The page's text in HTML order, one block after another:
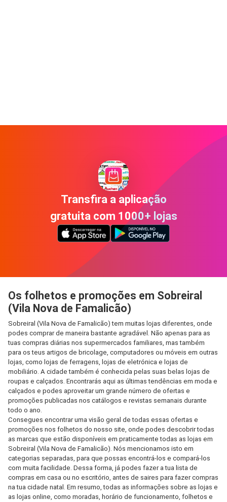
Transfira a aplicação
gratuita com 1000+ lojas
Os folhetos e promoções em Sobreiral
(Vila Nova de Famalicão)
Sobreiral (Vila Nova de Famalicão) tem muitas lojas diferentes, onde
podes comprar de maneira bastante agradável. Não apenas para as
tuas compras diárias nos supermercados familiares, mas também
para os teus artigos de bricolage, computadores ou móveis em outras
lojas, como lojas de ferragens, lojas de eletrónica e lojas de
mobiliário. A cidade também é conhecida pelas suas belas lojas de
roupas e calçados. Encontrarás aqui as últimas tendências em moda e
calçados e podes aproveitar um grande número de ofertas e
promoções publicadas nos catálogos e revistas semanais durante
todo o ano.
Consegues encontrar uma visão geral de todas essas ofertas e
promoções nos folhetos do nosso site, onde podes descobrir todas
as marcas que estão disponíveis em praticamente todas as lojas em
Sobreiral (Vila Nova de Famalicão). Nós mencionamos isto em
categorias separadas, para que possas encontrá-los e compará-los
com muita facilidade. Dessa forma, já podes fazer a tua lista de
compras em casa ou no escritório, antes de saires para fazer compras
na tua cidade natal. Em resumo, todas as informações sobre as lojas e
as lojas online, como moradas, horário de funcionamento, folhetos e